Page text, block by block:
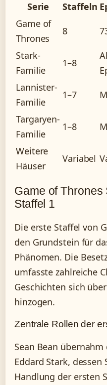
Serie Staffeln
Game of
Thrones
8
Stark-
Familie
1–8
Lannister-
Familie
1–7
Targaryen-
Familie
1–8
Weitere
Häuser
Variabel
Game of Thrones
Staffel 1
Die erste Staffel von
den Grundstein für
Phänomen. Die
umfasste zahlreiche
Geschichten sich
hinzogen.
Zentrale Rollen der
Sean Bean
Eddard Stark,
Handlung der ersten